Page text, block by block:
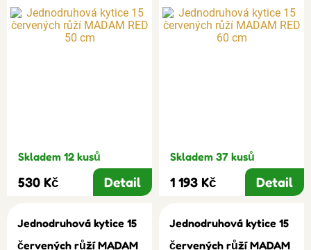
Skladem 12 kusů
530 Kč Detail
Skladem 37 kusů
1 193 Kč Detail
Jednodruhová kytice 15
červených růží MADAM
Jednodruhová kytice 15
červených růží MADAM